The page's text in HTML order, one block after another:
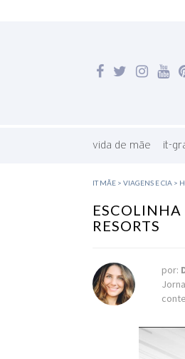
vida de mãe it-
IT MÃE> VIAGENS E CIA>
RESORTS
por: